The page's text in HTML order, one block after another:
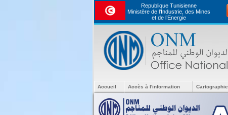
Republique Tunisienne
Ministère de l'Industrie, des Mines
et de l’Energie
Accueil Accès à l'information Cartographie